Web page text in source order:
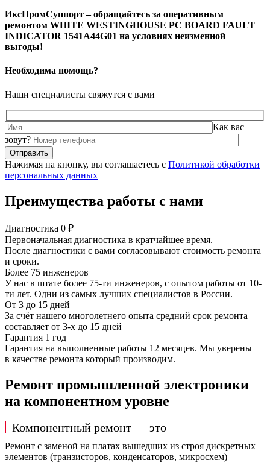
ИксПромСуппорт – обращайтесь за оперативным
ремонтом WHITE WESTINGHOUSE PC BOARD FAULT
INDICATOR 1541A44G01 на условиях неизменной
выгоды!
Необходима помощь?
Наши специалисты свяжутся с вами
Как вас
зовут?
Нажимая на кнопку, вы соглашаетесь с Политикой обработки
персональных данных
Преимущества работы с нами
Диагностика 0 ₽
Первоначальная диагностика в кратчайшее время.
После диагностики с вами согласовывают стоимость ремонта
и сроки.
Более 75 инженеров
У нас в штате более 75-ти инженеров, с опытом работы от 10-
ти лет. Одни из самых лучших специалистов в России.
От 3 до 15 дней
За счёт нашего многолетнего опыта средний срок ремонта
составляет от 3-х до 15 дней
Гарантия 1 год
Гарантия на выполненные работы 12 месяцев. Мы уверены
в качестве ремонта который производим.
Ремонт промышленной электроники
на компонентном уровне
Компонентный ремонт — это
Ремонт с заменой на платах вышедших из строя дискретных
элементов (транзисторов, конденсаторов, микросхем)